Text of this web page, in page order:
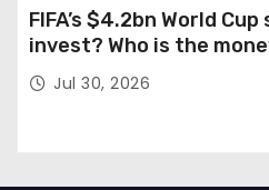
FIFA’s $4.2bn World
invest? Who is the
stop this?
Jul 30, 2026